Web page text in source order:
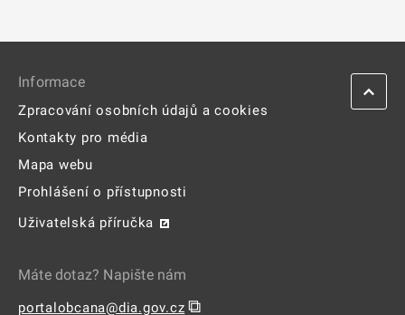
Informace
Zpracování osobních údajů a cookies
Kontakty pro média
Mapa webu
Prohlášení o přístupnosti
Uživatelská příručka
Máte dotaz? Napište nám
portalobcana@dia.gov.cz ⧉